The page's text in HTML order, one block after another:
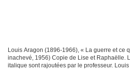
Louis Aragon (1896-1966), « La guerre et ce
inachevé, 1956) Copie de Lise et Raphaëlle.
italique sont rajoutées par le professeur.